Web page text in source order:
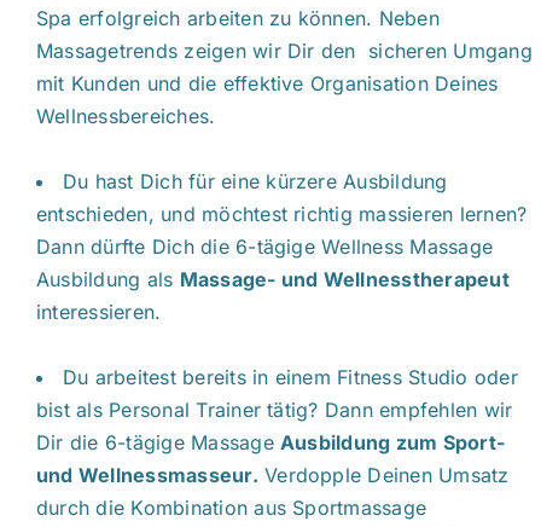
Spa erfolgreich arbeiten zu können. Neben
Massagetrends zeigen wir Dir den sicheren Umgang
mit Kunden und die effektive Organisation Deines
Wellnessbereiches.
Du hast Dich für eine kürzere Ausbildung
entschieden, und möchtest richtig massieren lernen?
Dann dürfte Dich die 6-tägige Wellness Massage
Ausbildung als Massage- und Wellnesstherapeut
interessieren.
Du arbeitest bereits in einem Fitness Studio oder
bist als Personal Trainer tätig? Dann empfehlen wir
Dir die 6-tägige MassageAusbildung zum Sport-
und Wellnessmasseur. Verdopple Deinen Umsatz
durch die Kombination aus Sportmassage